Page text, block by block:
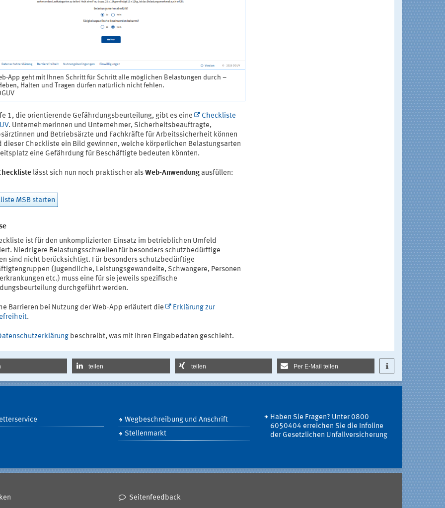
App geht mit Ihnen Schritt für Schritt alle möglichen Belastungen durch –
Halten und Tragen dürfen natürlich nicht fehlen.
1, die orientierende Gefährdungsbeurteilung, gibt es eine
Checkliste
. Unternehmerinnen und Unternehmer, Sicherheitsbeauftragte,
und Betriebsärzte und Fachkräfte für Arbeitssicherheit können
dieser Checkliste ein Bild gewinnen, welche körperlichen Belastungsarten
eine Gefährdung für Beschäftigte bedeuten könnten.
lässt sich nun noch praktischer als Web-Anwendungausfüllen:
MSB starten
ist für den unkomplizierten Einsatz im betrieblichen Umfeld
Niedrigere Belastungsschwellen für besonders schutzbedürftige
sind nicht berücksichtigt. Für besonders schutzbedürftige
(Jugendliche, Leistungsgewandelte, Schwangere, Personen
etc.) muss eine für sie jeweils spezifische
durchgeführt werden.
Barrieren bei Nutzung der Web-App erläutert die
Erklärung zur
.
beschreibt, was mit Ihren Eingabedaten geschieht.
teilen teilen Per E-Mail teilen
Wegbeschreibung und Anschrift
Stellenmarkt
Haben Sie Fragen? Unter 0800
6050404 erreichen Sie die Infoline
der Gesetzlichen Unfallversicherung
Seitenfeedback